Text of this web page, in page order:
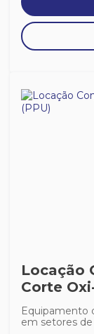
Locação
Corte
Equipamento
em setores